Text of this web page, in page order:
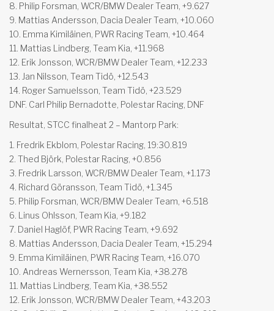
8. Philip Forsman, WCR/BMW Dealer Team, +9.627
9. Mattias Andersson, Dacia Dealer Team, +10.060
10. Emma Kimiläinen, PWR Racing Team, +10.464
11. Mattias Lindberg, Team Kia, +11.968
12. Erik Jonsson, WCR/BMW Dealer Team, +12.233
13. Jan Nilsson, Team Tidö, +12.543
14. Roger Samuelsson, Team Tidö, +23.529
DNF. Carl Philip Bernadotte, Polestar Racing, DNF
Resultat, STCC finalheat 2 – Mantorp Park:
1. Fredrik Ekblom, Polestar Racing, 19:30.819
2. Thed Björk, Polestar Racing, +0.856
3. Fredrik Larsson, WCR/BMW Dealer Team, +1.173
4. Richard Göransson, Team Tidö, +1.345
5. Philip Forsman, WCR/BMW Dealer Team, +6.518
6. Linus Ohlsson, Team Kia, +9.182
7. Daniel Haglöf, PWR Racing Team, +9.692
8. Mattias Andersson, Dacia Dealer Team, +15.294
9. Emma Kimiläinen, PWR Racing Team, +16.070
10. Andreas Wernersson, Team Kia, +38.278
11. Mattias Lindberg, Team Kia, +38.552
12. Erik Jonsson, WCR/BMW Dealer Team, +43.203